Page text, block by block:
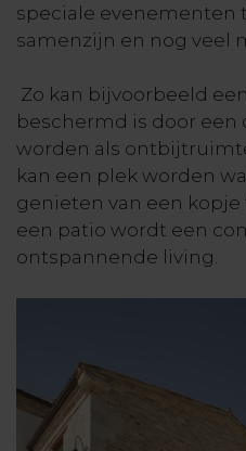
speciale evenementen
samenzijn en nog veel
Zo kan bijvoorbeeld
beschermd is door
worden als
kan een plek worden
genieten van een
een patio wordt een
ontspannende living.